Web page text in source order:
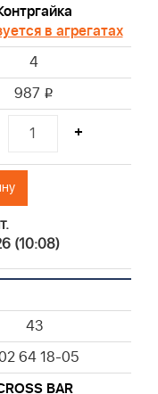
в агрегатах
4
987 i
+
(10:08)
43
64 18-05
BAR